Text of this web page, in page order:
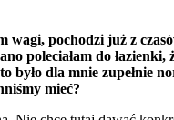
pochodzi już z
poleciałam do
dla mnie zupełnie
mieć?